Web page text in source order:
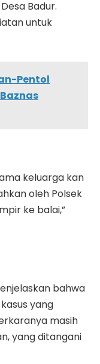
Badur.
untuk
Pentol
keluarga kan
oleh Polsek
ke balai,”
bahwa
yang
masih
yang ditangani